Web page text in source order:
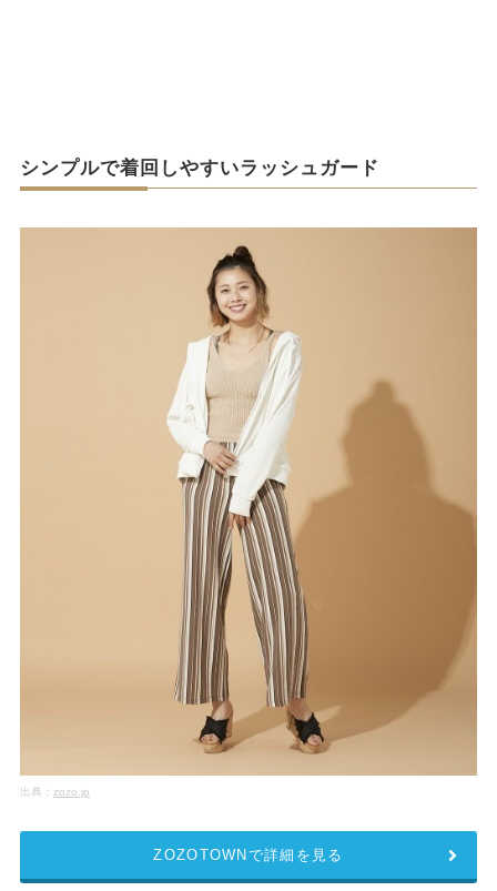
シンプルで着回しやすいラッシュガード
出典： zozo.jp
ZOZOTOWNで詳細を見る